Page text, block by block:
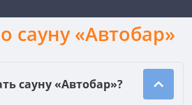
сауну «Автобар»
сауну «Автобар»?